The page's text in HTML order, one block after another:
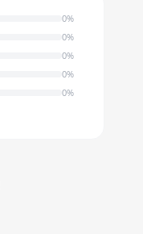
0%
0%
0%
0%
0%